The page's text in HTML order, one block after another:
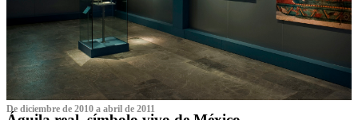
De diciembre de 2010 a abril de 2011